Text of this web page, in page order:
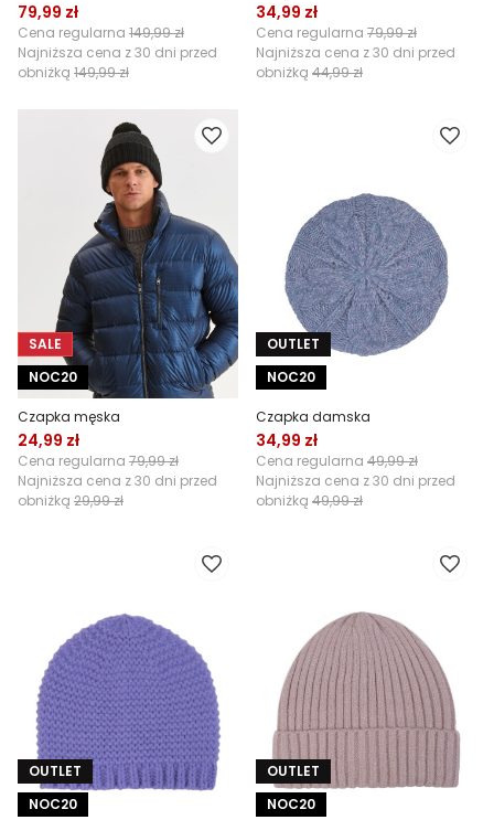
79,99 zł
Cena regularna 149,99 zł
Najniższa cena z 30 dni przed
obniżką 149,99 zł
34,99 zł
Cena regularna 79,99 zł
Najniższa cena z 30 dni przed
obniżką 44,99 zł
SALE
NOC20
Czapka męska
24,99 zł
Cena regularna 79,99 zł
Najniższa cena z 30 dni przed
obniżką 29,99 zł
OUTLET
NOC20
Czapka damska
34,99 zł
Cena regularna 49,99 zł
Najniższa cena z 30 dni przed
obniżką 49,99 zł
OUTLET
NOC20
OUTLET
NOC20